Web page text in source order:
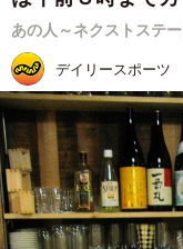
あの人～ネクストステ
デイリースポーツ